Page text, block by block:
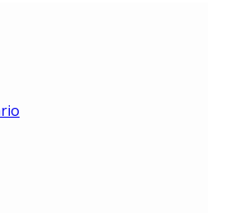
y Negocios
Financiera
y Gerencia de Datos
de Empresas de Moda y